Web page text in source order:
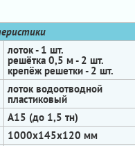
лоток - 1 шт.
решётка 0,5 м - 2 шт.
крепёж решетки - 2 шт.
лоток водоотводной
пластиковый
А15 (до 1,5 тн)
1000х145х120 мм